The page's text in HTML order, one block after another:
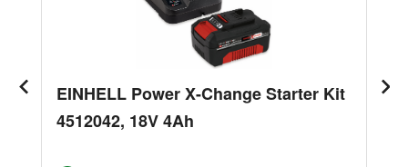
EINHELL Power X-Change Starter Kit
4512042, 18V 4Ah